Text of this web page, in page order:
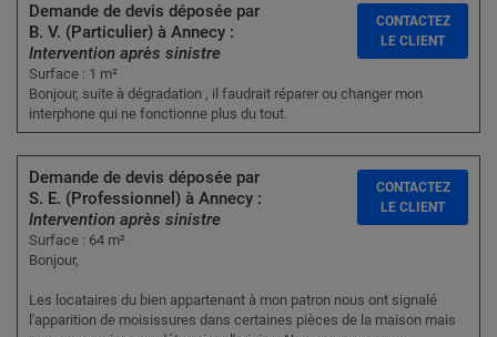
Demande de devis déposée par
B. V. (Particulier) à Annecy :
Intervention après sinistre
Surface : 1 m²
Bonjour, suite à dégradation , il faudrait réparer ou changer mon
interphone qui ne fonctionne plus du tout.
CONTACTEZ
LE CLIENT
Demande de devis déposée par
S. E. (Professionnel) à Annecy :
Intervention après sinistre
Surface : 64 m²
Bonjour,
Les locataires du bien appartenant à mon patron nous ont signalé
l'apparition de moisissures dans certaines pièces de la maison mais
CONTACTEZ
LE CLIENT